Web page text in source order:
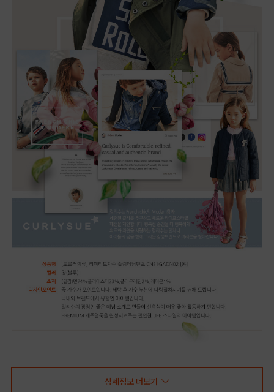
상세정보 더보기